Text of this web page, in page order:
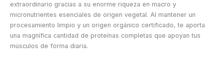
extraordinario gracias a su enorme riqueza en macro y
micronutrientes esenciales de origen vegetal. Al mantener un
procesamiento limpio y un origen orgánico certificado, te aporta
una magnífica cantidad de proteínas completas que apoyan tus
músculos de forma diaria.